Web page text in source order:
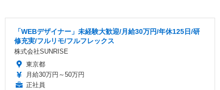
「WEBデザイナー」未経験大歓迎/月給30万円/年休125日/研
修充実/フルリモ/フルフレックス
株式会社SUNRISE
東京都
月給30万円～50万円
正社員